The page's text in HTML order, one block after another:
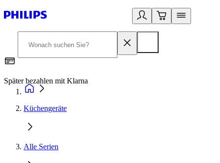
Später bezahlen mit Klarna
Küchengeräte
Alle Serien